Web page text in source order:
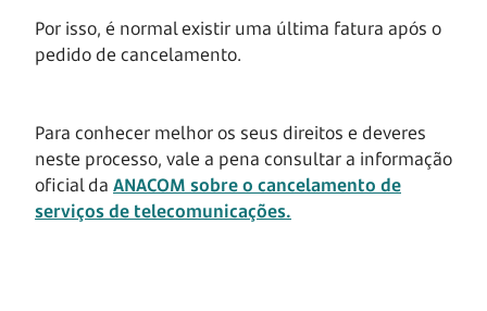
Por isso, é normal existir uma última fatura após o
pedido de cancelamento.
Para conhecer melhor os seus direitos e deveres
neste processo, vale a pena consultar a informação
oficial da ANACOM sobre o cancelamento de
serviços de telecomunicações.